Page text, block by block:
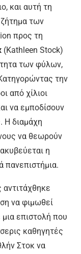
και αυτή τη
των
προς τη
(Kathleen Stock)
των φύλων,
την
από χίλιοι
να εμποδίσουν
Η διαμάχη
να θεωρούν
η
πανεπιστήμια.
να φιμωθεί
επιστολή που
καθηγητές
Στοκ να